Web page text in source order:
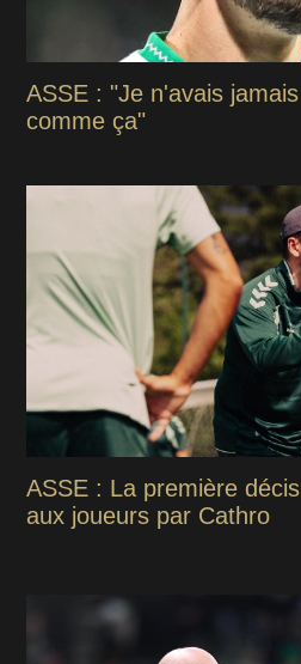
ASSE : "Je n'avais
comme ça"
ASSE : La première
aux joueurs par Cathro